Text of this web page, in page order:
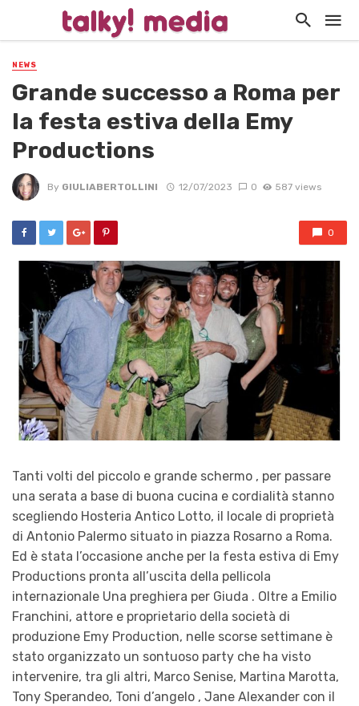
NEWS
Grande successo a Roma per
la festa estiva della Emy
Productions
By GIULIABERTOLLINI 12/07/2023 0 587 views
0
Tanti volti del piccolo e grande schermo , per passare
una serata a base di buona cucina e cordialità stanno
scegliendo Hosteria Antico Lotto, il locale di proprietà
di Antonio Palermo situato in piazza Rosarno a Roma.
Ed è stata l’occasione anche per la festa estiva di Emy
Productions pronta all’uscita della pellicola
internazionale Una preghiera per Giuda . Oltre a Emilio
Franchini, attore e proprietario della società di
produzione Emy Production, nelle scorse settimane è
stato organizzato un sontuoso party che ha visto
intervenire, tra gli altri, Marco Senise, Martina Marotta,
Tony Sperandeo, Toni d’angelo , Jane Alexander con il